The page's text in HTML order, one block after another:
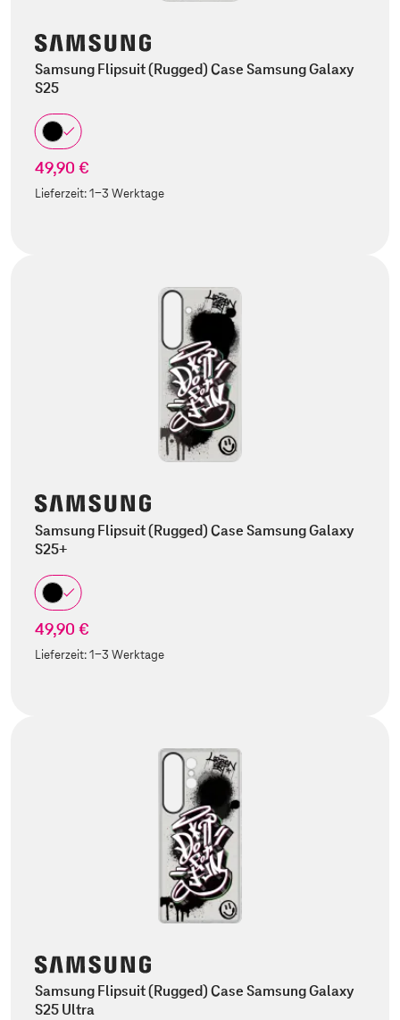
Samsung Flipsuit (Rugged) Case Samsung Galaxy
S25
49,90 €
Lieferzeit:1-3 Werktage
Samsung Flipsuit (Rugged) Case Samsung Galaxy
S25+
49,90 €
Lieferzeit:1-3 Werktage
Samsung Flipsuit (Rugged) Case Samsung Galaxy
S25 Ultra